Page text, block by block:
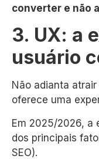
converter e não
3. UX: a
usuário
Não adianta
oferece uma
Em 2025/2026, a
dos principais
SEO).